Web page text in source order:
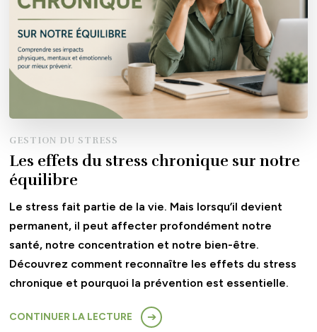
GESTION DU STRESS
Les effets du stress chronique sur notre
équilibre
Le stress fait partie de la vie. Mais lorsqu’il devient
permanent, il peut affecter profondément notre
santé, notre concentration et notre bien-être.
Découvrez comment reconnaître les effets du stress
chronique et pourquoi la prévention est essentielle.
CONTINUER LA LECTURE